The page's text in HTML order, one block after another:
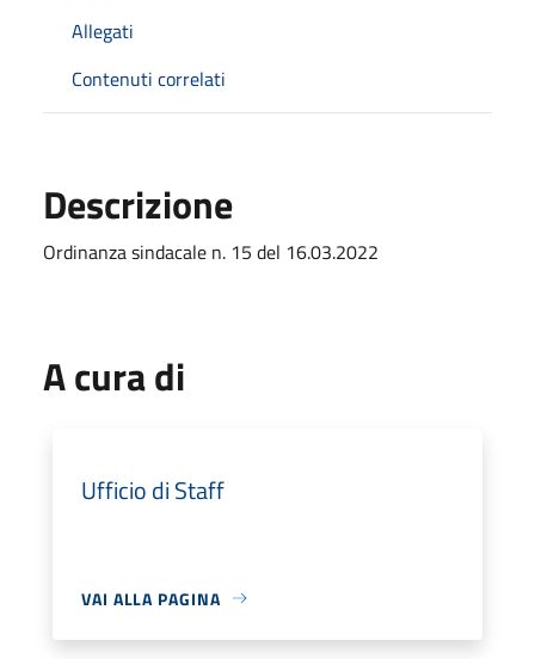
Allegati
Contenuti correlati
Descrizione
Ordinanza sindacale n. 15 del 16.03.2022
A cura di
Ufficio di Staff
VAI ALLA PAGINA